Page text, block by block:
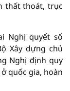
thất thoát, trục
Nghị quyết số
Xây dựng chủ
Nghị định quy
quốc gia, hoàn